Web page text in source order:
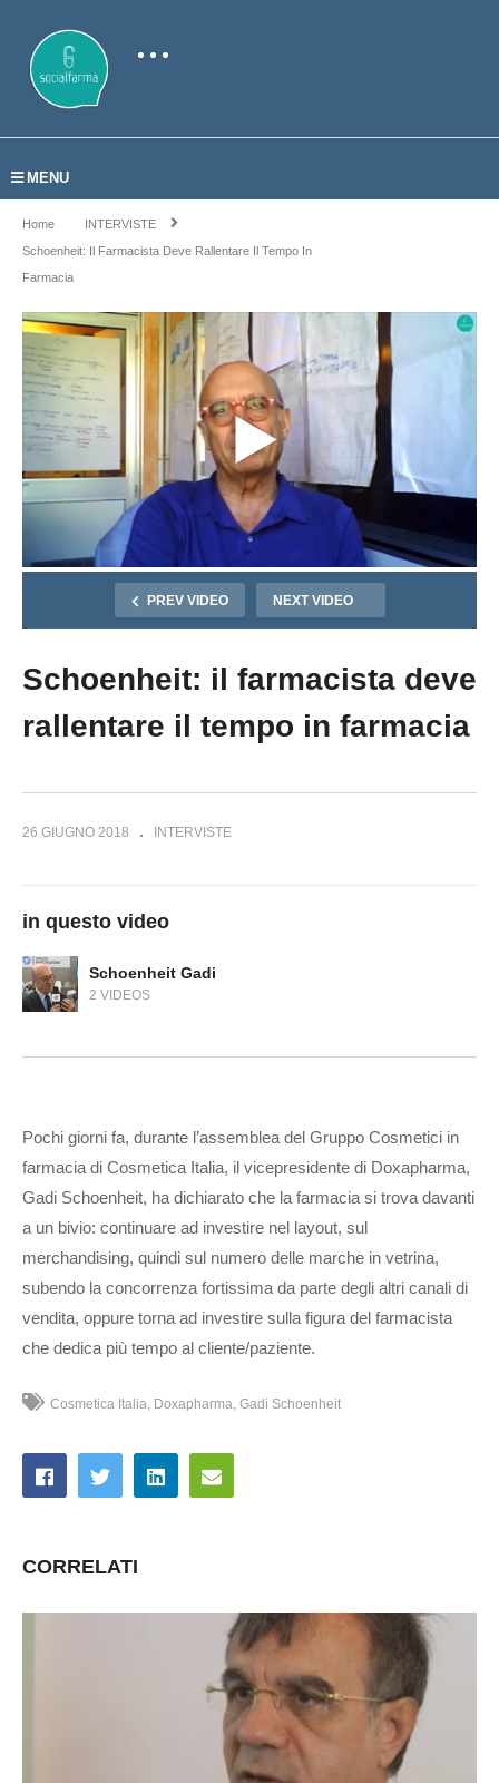
MENU
Home
INTERVISTE
Schoenheit: Il Farmacista Deve Rallentare Il Tempo In
Farmacia
PREV VIDEO NEXT VIDEO
Schoenheit: il farmacista deve
rallentare il tempo in farmacia
26 GIUGNO 2018 INTERVISTE
in questo video
Schoenheit Gadi
2 VIDEOS
Pochi giorni fa, durante l’assemblea del Gruppo Cosmetici in
farmacia di Cosmetica Italia, il vicepresidente di Doxapharma,
Gadi Schoenheit, ha dichiarato che la farmacia si trova davanti
a un bivio: continuare ad investire nel layout, sul
merchandising, quindi sul numero delle marche in vetrina,
subendo la concorrenza fortissima da parte degli altri canali di
vendita, oppure torna ad investire sulla figura del farmacista
che dedica più tempo al cliente/paziente.
Cosmetica Italia Doxapharma Gadi Schoenheit
CORRELATI